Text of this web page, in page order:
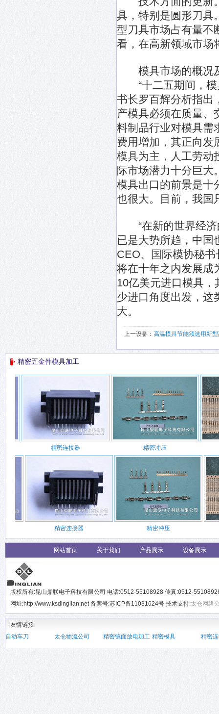
具，特别是圆形刀具
型刀具市场占有量不
看，在高新领域市场
模具市场的概况
“十二五期间，模
书长罗百辉分析指出
产模具必须在质量、
料制品行业对模具需
费用增加，其正向发
模具为主，人工劳动
际市场潜力十分巨大
模具出口的前景是十
也很大。目前，我国
“在新的世界经济
已是大势所趋，中国
CEO、国际模协秘
将在十年之内发展成
10亿美元进口模具
少进口角度出发，这
大。
上一设备： 高温模具节能须选用新
精密五金件模具加工
精密连接器 精密冲压
精密连接器 精密冲压
网站首页 关于我们 产品展示 设备展示
版权所有:昆山鼎联电子科技有限公司 电话:0512-55108928 传真:0512-
网址:http://www.ksdinglian.net 备案号:苏ICP备11031624号 技术支持:太仓网络
友情链接
自动车刀
太仓物流公司 精密镜面放电加工 精密模具 精密